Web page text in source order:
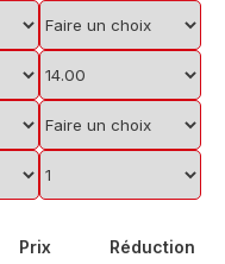
Prix
Réduction